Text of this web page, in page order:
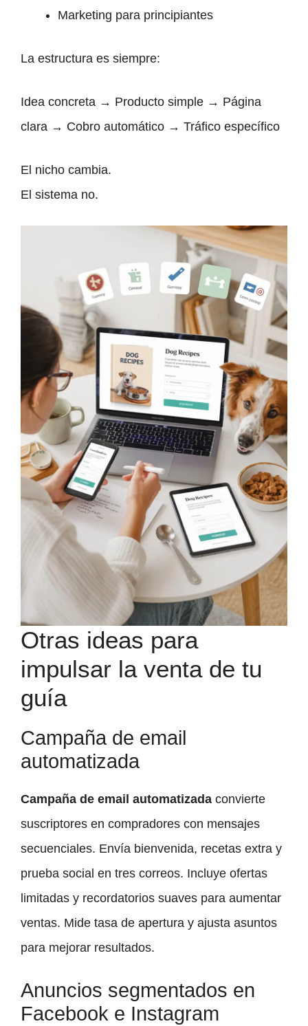
Marketing para principiantes
La estructura es siempre:
Idea concreta → Producto simple → Página
clara → Cobro automático → Tráfico específico
El nicho cambia.
El sistema no.
Otras ideas para
impulsar la venta de tu
guía
Campaña de email
automatizada
Campaña de email automatizada convierte
suscriptores en compradores con mensajes
secuenciales. Envía bienvenida, recetas extra y
prueba social en tres correos. Incluye ofertas
limitadas y recordatorios suaves para aumentar
ventas. Mide tasa de apertura y ajusta asuntos
para mejorar resultados.
Anuncios segmentados en
Facebook e Instagram